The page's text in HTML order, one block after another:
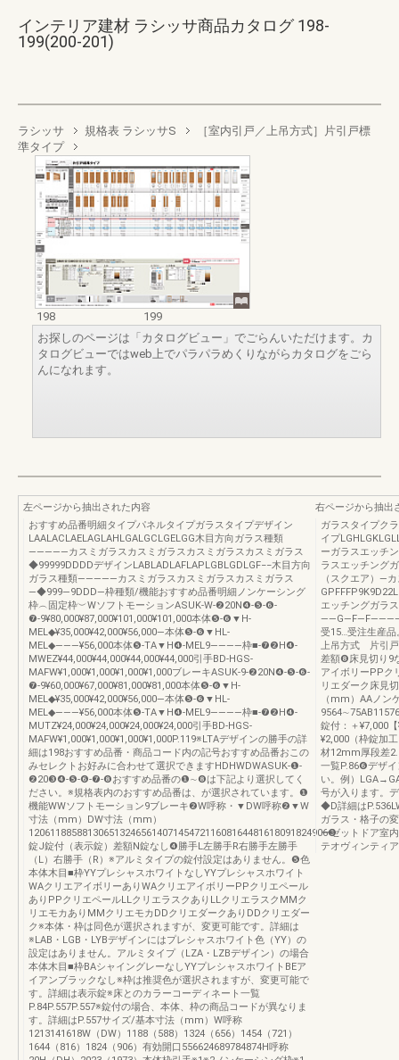
インテリア建材 ラシッサ商品カタログ 198-
199(200-201)
ラシッサ 規格表 ラシッサS
［室内引戸／上吊方式］片引戸標
準タイプ
198
199
お探しのページは「カタログビュー」でごらんいただけます。カ
タログビューではweb上でパラパラめくりながらカタログをごら
んになれます。
左ページから抽出された内容
おすすめ品番明細タイプパネルタイプガラスタイプデザイン
LAALACLAELAGLAHLGALGCLGELGG木目方向ガラス種類
―――――カスミガラスカスミガラスカスミガラスカスミガラス
◆99999DDDDデザインLABLADLAFLAPLGBLGDLGF−−木目方向
ガラス種類―――――カスミガラスカスミガラスカスミガラス
―◆999―9DDD―枠種類/機能おすすめ品番明細ノンケーシング
枠︵固定枠︶WソフトモーションASUK-W-❷20N❹-❺-❻-
❼-9¥80,000¥87,000¥101,000¥101,000本体❺-❻▼H-
MEL◆¥35,000¥42,000¥56,000―本体❺-❻▼HL-
MEL◆―――¥56,000本体❺-TA▼H❹-MEL9――――枠■-❼❷H❹-
MWEZ¥44,000¥44,000¥44,000¥44,000引手BD-HGS-
MAFW¥1,000¥1,000¥1,000¥1,000ブレーキASUK-9-❷20N❹-❺-❻-
❼-9¥60,000¥67,000¥81,000¥81,000本体❺-❻▼H-
MEL◆¥35,000¥42,000¥56,000―本体❺-❻▼HL-
MEL◆―――¥56,000本体❺-TA▼H❹-MEL9――――枠■-❼❷H❹-
MUTZ¥24,000¥24,000¥24,000¥24,000引手BD-HGS-
MAFW¥1,000¥1,000¥1,000¥1,000P.119※LTAデザインの勝手の詳
細は198おすすめ品番・商品コード内の記号おすすめ品番おこの
みセレクトお好みに合わせて選択できますHDHWDWASUK-❶-
❷20❸❹-❺-❻-❼-❽おすすめ品番の❶∼❽は下記より選択してく
ださい。※規格表内のおすすめ品番は、が選択されています。❶
機能WWソフトモーション9ブレーキ❷W呼称・▼DW呼称❷▼W
寸法（mm）DW寸法（mm）
12061188588130651324656140714547211608164481618091824906❸
錠J錠付（表示錠）差額N錠なし❹勝手L左勝手R右勝手左勝手
（L）右勝手（R）※アルミタイプの錠付設定はありません。❺色
本体木目■枠YYプレシャスホワイトなしYYプレシャスホワイト
WAクリエアイボリーありWAクリエアイボリーPPクリエペール
ありPPクリエペールLLクリエラスクありLLクリエラスクMMク
リエモカありMMクリエモカDDクリエダークありDDクリエダー
ク※本体・枠は同色が選択されますが、変更可能です。詳細は
※LAB・LGB・LYBデザインにはプレシャスホワイト色（YY）の
設定はありません。アルミタイプ（LZA・LZBデザイン）の場合
本体木目■枠BAシャイングレーなしYYプレシャスホワイトBEア
イアンブラックなし※枠は推奨色が選択されますが、変更可能で
す。詳細は表示錠※床とのカラーコーディネート一覧
P.84P.557P.557※錠付の場合、本体、枠の商品コードが異なりま
す。詳細はP.557サイズ/基本寸法（mm）W呼称
1213141618W（DW）1188（588）1324（656）1454（721）
1644（816）1824（906）有効開口556624689784874H呼称
右ページから抽出
ガラスタイプク
イプ
ーガラスエッチ
ラスエッチング
（スクエア）―
エッチングガラ
受15…受注生産
上吊方式 片引戸
差額❽床見切り9
アイボリーPPク
リエダーク床見
（mm）AAノン
錠付：＋¥7,000
¥2,000（枠錠加
材12mm厚段差
一覧P.86❻デザ
い。例）
号が入ります。
◆D詳細は
ガラス・格子の
ーゼットドア室
テオヴィンティ